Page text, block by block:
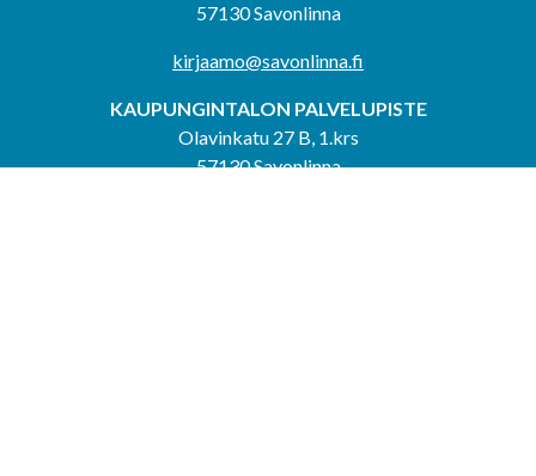
57130 Savonlinna
kirjaamo@savonlinna.fi
KAUPUNGINTALON PALVELUPISTE
Olavinkatu 27 B, 1.krs
57130 Savonlinna